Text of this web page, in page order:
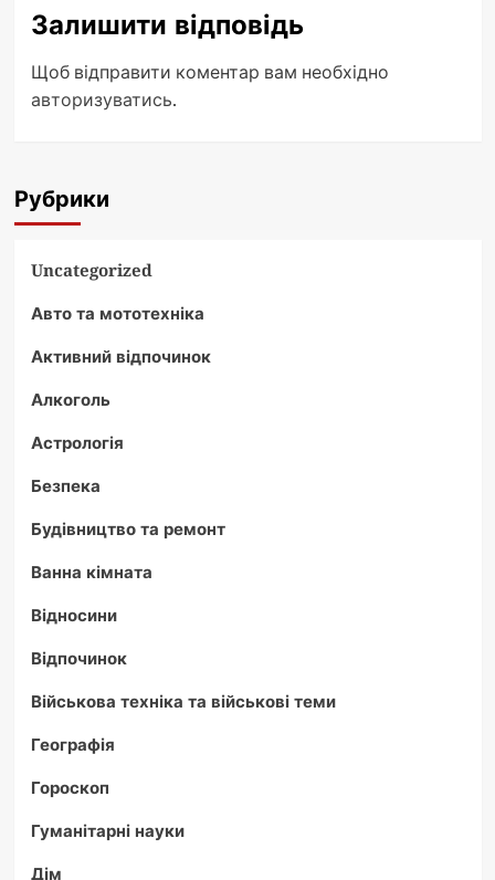
Залишити відповідь
Щоб відправити коментар вам необхідно
авторизуватись.
Рубрики
Uncategorized
Авто та мототехніка
Активний відпочинок
Алкоголь
Астрологія
Безпека
Будівництво та ремонт
Ванна кімната
Відносини
Відпочинок
Військова техніка та військові теми
Географія
Гороскоп
Гуманітарні науки
Дім